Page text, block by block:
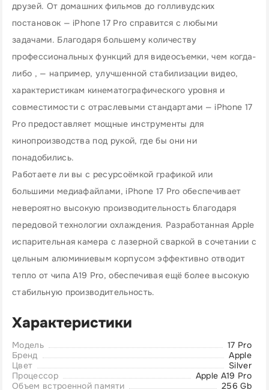
друзей. От домашних фильмов до голливудских
постановок — iPhone 17 Pro справится с любыми
задачами. Благодаря большему количеству
профессиональных функций для видеосъемки, чем когда-
либо , — например, улучшенной стабилизации видео,
характеристикам кинематографического уровня и
совместимости с отраслевыми стандартами — iPhone 17
Pro предоставляет мощные инструменты для
кинопроизводства под рукой, где бы они ни
понадобились.
Работаете ли вы с ресурсоёмкой графикой или
большими медиафайлами, iPhone 17 Pro обеспечивает
невероятно высокую производительность благодаря
передовой технологии охлаждения. Разработанная Apple
испарительная камера с лазерной сваркой в сочетании с
цельным алюминиевым корпусом эффективно отводит
тепло от чипа A19 Pro, обеспечивая ещё более высокую
стабильную производительность.
Характеристики
Модель
17 Pro
Бренд
Apple
Цвет
Silver
Процессор
Apple A19 Pro
Объем встроенной памяти
256 Gb